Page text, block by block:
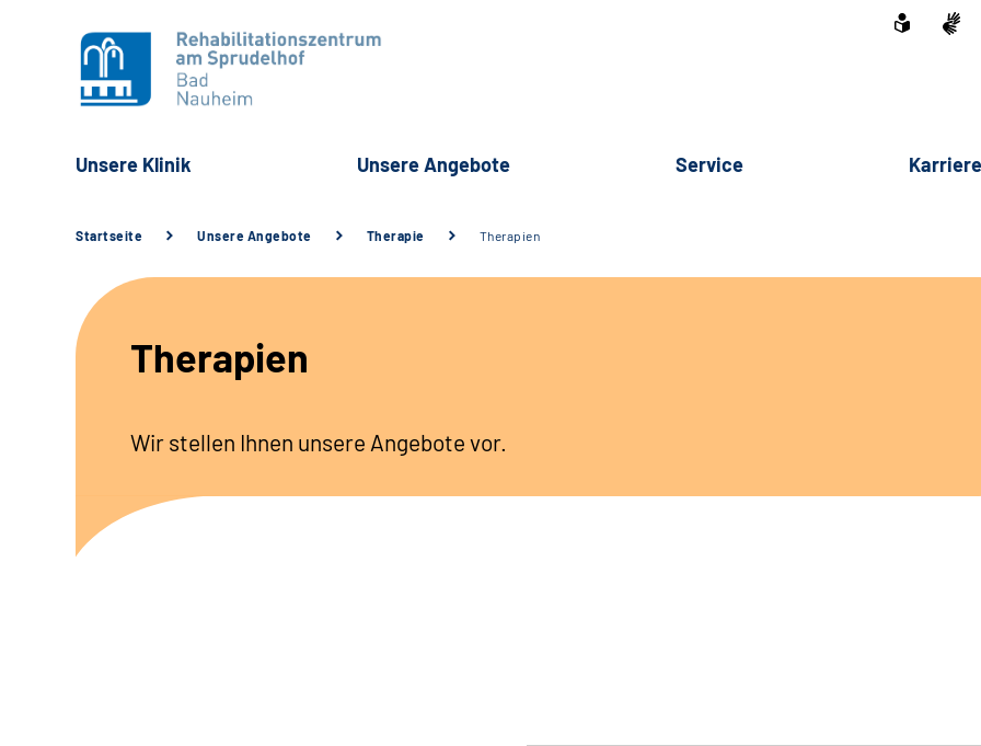
Unsere Klinik Unsere Angebote Service Karriere
Startseite Unsere Angebote Therapie Therapien
Therapien
Wir stellen Ihnen unsere Angebote vor.